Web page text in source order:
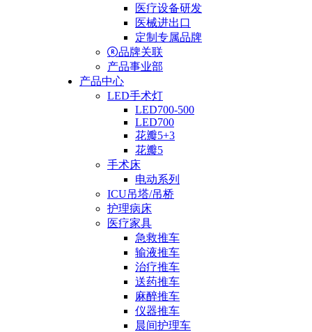
医疗设备研发
医械进出口
定制专属品牌
品牌关联
产品事业部
产品中心
LED手术灯
LED700-500
LED700
花瓣5+3
花瓣5
手术床
电动系列
ICU吊塔/吊桥
护理病床
医疗家具
急救推车
输液推车
治疗推车
送药推车
麻醉推车
仪器推车
晨间护理车